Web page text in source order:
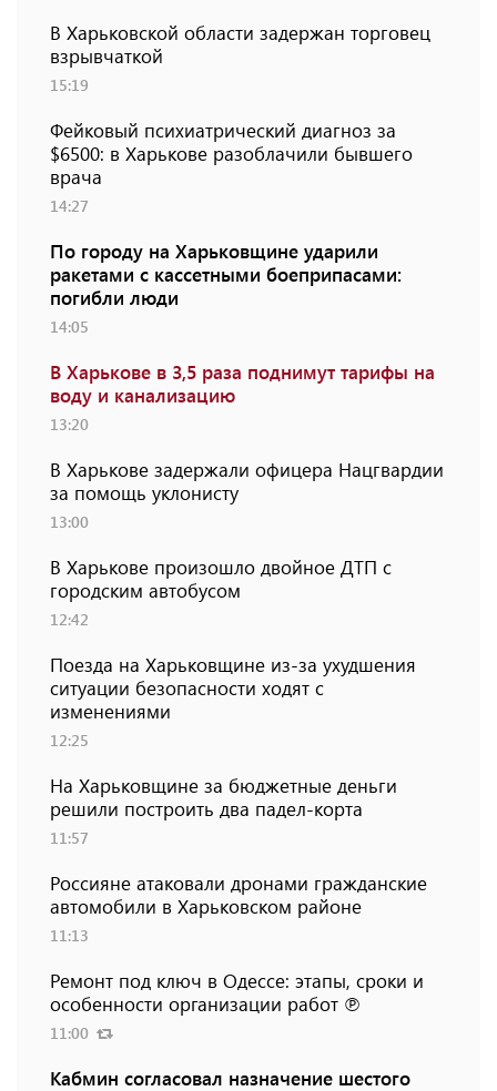
В Харьковской области задержан торговец
взрывчаткой
15:19
Фейковый психиатрический диагноз за
$6500: в Харькове разоблачили бывшего
врача
14:27
По городу на Харьковщине ударили
ракетами с кассетными боеприпасами:
погибли люди
14:05
В Харькове в 3,5 раза поднимут тарифы на
воду и канализацию
13:20
В Харькове задержали офицера Нацгвардии
за помощь уклонисту
13:00
В Харькове произошло двойное ДТП с
городским автобусом
12:42
Поезда на Харьковщине из-за ухудшения
ситуации безопасности ходят с
изменениями
12:25
На Харьковщине за бюджетные деньги
решили построить два падел-корта
11:57
Россияне атаковали дронами гражданские
автомобили в Харьковском районе
11:13
Ремонт под ключ в Одессе: этапы, сроки и
особенности организации работ ℗
11:00
Кабмин согласовал назначение шестого